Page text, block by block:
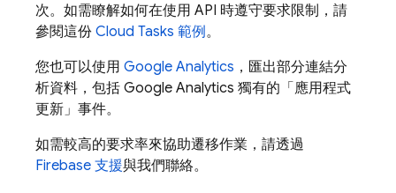
次。如需瞭解如何在使用 API 時遵守要求限制，請
參閱這份 Cloud Tasks 範例。
您也可以使用 Google Analytics ，匯出部分連結分
析資料，包括 Google Analytics 獨有的「應用程式
更新」事件。
如需較高的要求率來協助遷移作業，請透過
Firebase 支援與我們聯絡。